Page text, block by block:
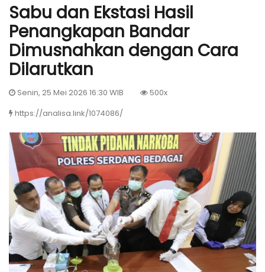
Sabu dan Ekstasi Hasil
Penangkapan Bandar
Dimusnahkan dengan Cara
Dilarutkan
Senin, 25 Mei 2026 16:30 WIB
500x
https://analisa.link/1074086/